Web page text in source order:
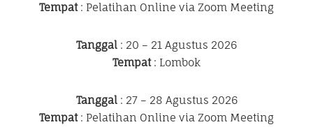
Tempat: Pelatihan Online via Zoom Meeting
Tanggal : 20 – 21 Agustus 2026
Tempat: Lombok
Tanggal: 27 – 28 Agustus 2026
Tempat: Pelatihan Online via Zoom Meeting